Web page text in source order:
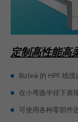
定制高性能高
Bizlink 的 HPF 线
在小弯曲半径下表
可使用各种零部件